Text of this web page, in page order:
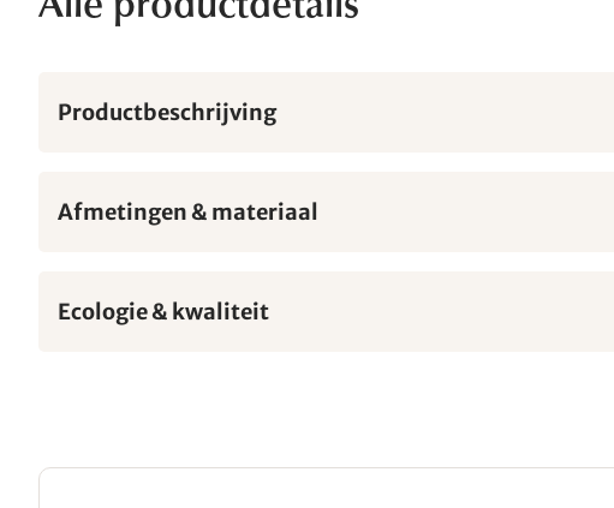
Alle productdetails
Productbeschrijving
Afmetingen & materiaal
Ecologie & kwaliteit